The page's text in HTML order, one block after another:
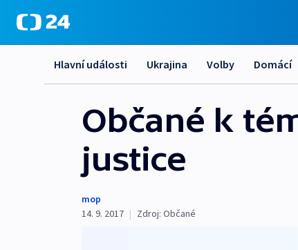
Hlavní události Ukrajina Volby Domácí
Občané k
justice
mop
14. 9. 2017 | Zdroj: Občané